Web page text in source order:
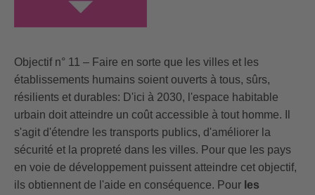
Objectif n° 11 – Faire en sorte que les villes et les
établissements humains soient ouverts à tous, sûrs,
résilients et durables: D'ici à 2030, l'espace habitable
urbain doit atteindre un coût accessible à tout homme. Il
s'agit d'étendre les transports publics, d'améliorer la
sécurité et la propreté dans les villes. Pour que les pays
en voie de développement puissent atteindre cet objectif,
ils obtiennent de l'aide en conséquence. Pour les